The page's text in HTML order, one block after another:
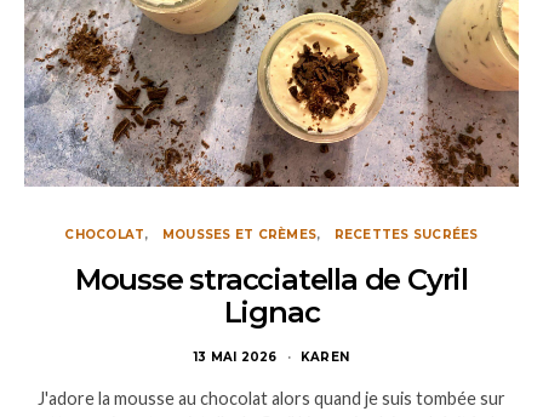
CHOCOLAT MOUSSES ET CRÈMES RECETTES SUCRÉES
Mousse stracciatella de Cyril
Lignac
13 MAI 2026 KAREN
J'adore la mousse au chocolat alors quand je suis tombée sur